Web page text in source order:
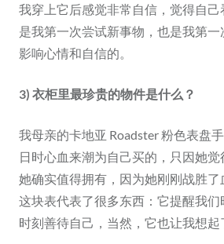
我穿上它后感觉非常自信，觉得自
是我第一次尝试新事物，也是我第
影响心情和自信的。
3) 衣柜里最珍贵的物件是什么？
我母亲的卡地亚 Roadster 粉色表盘
日时心血来潮为自己买的，只因她
她确实值得拥有，因为她刚刚战胜了
这块表代表了很多东西：它提醒我
时刻善待自己，当然，它也让我想起